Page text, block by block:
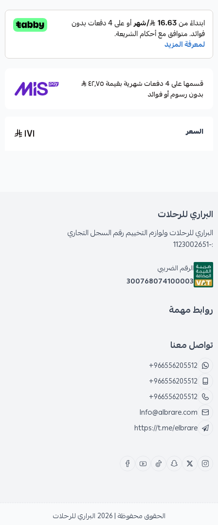
قسمها على 4 دفعات شهرية بقيمة ٤٢٫٧٥
بدون رسوم أو فوائد
السعر ١٧١
البراري للرحلات
البراري للرحلات ولوازم التخييم رقم السجل التجاري
:-1123002651
الرقم الضريبي
300768074100003
روابط مهمة
تواصل معنا
+966556205512
+966556205512
+966556205512
Info@albrare.com
https://t.me/elbrare
الحقوق محفوظة | 2026 البراري للرحلات